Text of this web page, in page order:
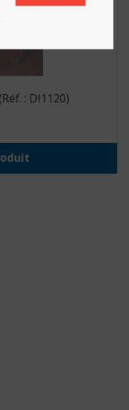
: DI1120)